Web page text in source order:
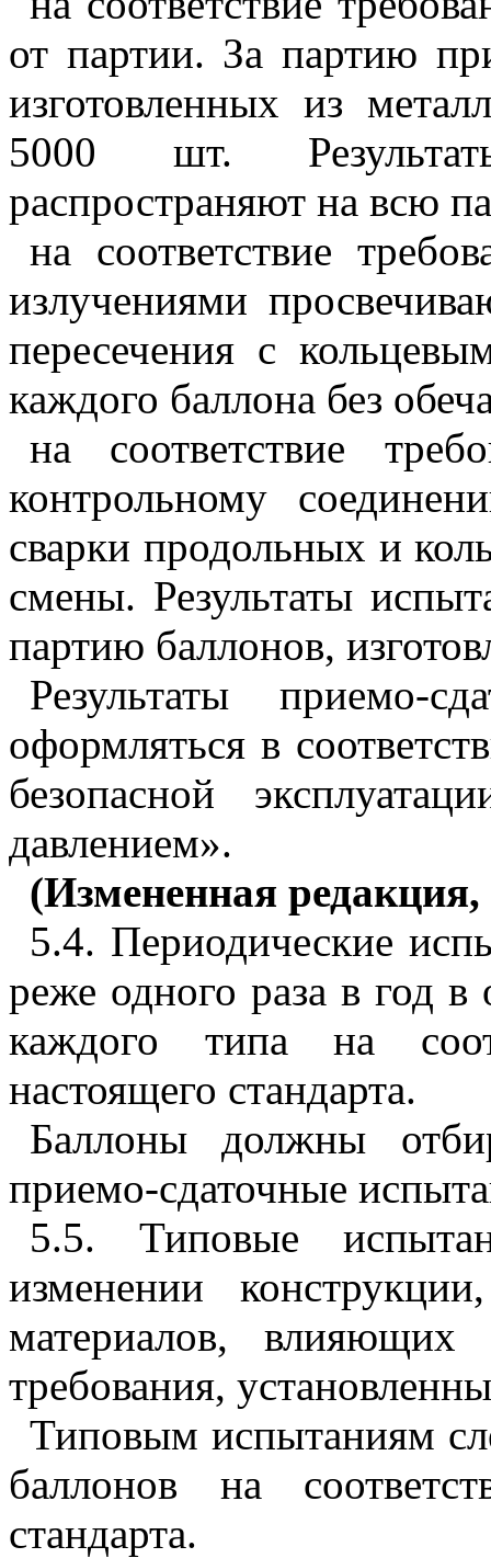
от партии. За партию
изготовленных из
5000 шт.
распространяют на всю
на соответствие
излучениями
пересечения с
каждого баллона без
на соответствие
контрольному
сварки продольных и
смены. Результаты
партию баллонов,
Результаты приемо-
оформляться в
безопасной
давлением».
(Измененная
5.4. Периодические
реже одного раза в год
каждого типа на
настоящего стандарта.
Баллоны должны
приемо-сдаточные
5.5. Типовые
изменении
материалов,
требования,
Типовым испытаниям
баллонов на
стандарта.